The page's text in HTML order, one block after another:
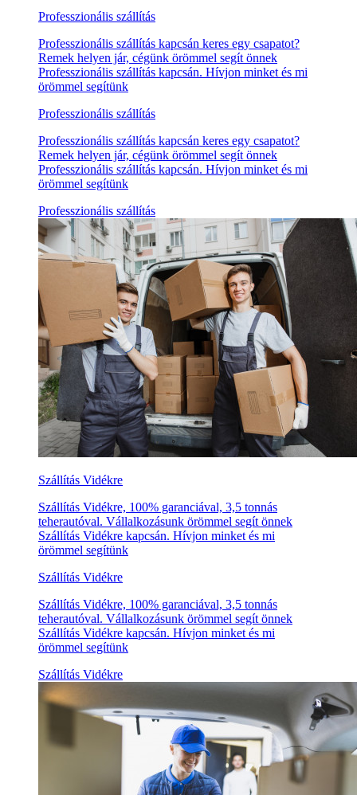
Professzionális szállítás
Professzionális szállítás kapcsán keres egy csapatot?
Remek helyen jár, cégünk örömmel segít önnek
Professzionális szállítás kapcsán. Hívjon minket és mi
örömmel segítünk
Professzionális szállítás
Professzionális szállítás kapcsán keres egy csapatot?
Remek helyen jár, cégünk örömmel segít önnek
Professzionális szállítás kapcsán. Hívjon minket és mi
örömmel segítünk
Professzionális szállítás
Szállítás Vidékre
Szállítás Vidékre, 100% garanciával, 3,5 tonnás
teherautóval. Vállalkozásunk örömmel segít önnek
Szállítás Vidékre kapcsán. Hívjon minket és mi
örömmel segítünk
Szállítás Vidékre
Szállítás Vidékre, 100% garanciával, 3,5 tonnás
teherautóval. Vállalkozásunk örömmel segít önnek
Szállítás Vidékre kapcsán. Hívjon minket és mi
örömmel segítünk
Szállítás Vidékre